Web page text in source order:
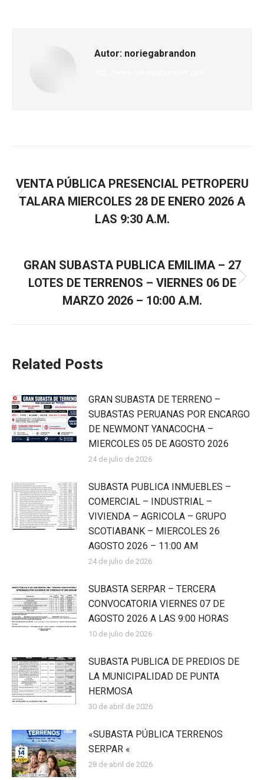
Autor: noriegabrandon
VENTA PÚBLICA PRESENCIAL PETROPERU
TALARA MIERCOLES 28 DE ENERO 2026 A
LAS 9:30 A.M.
GRAN SUBASTA PUBLICA EMILIMA – 27
LOTES DE TERRENOS – VIERNES 06 DE
MARZO 2026 – 10:00 A.M.
Related Posts
GRAN SUBASTA DE TERRENO –
SUBASTAS PERUANAS POR ENCARGO
DE NEWMONT YANACOCHA –
MIERCOLES 05 DE AGOSTO 2026
24 de julio de 2026
SUBASTA PUBLICA INMUEBLES –
COMERCIAL – INDUSTRIAL –
VIVIENDA – AGRICOLA – GRUPO
SCOTIABANK – MIERCOLES 26
AGOSTO 2026 – 11:00 AM
24 de julio de 2026
SUBASTA SERPAR – TERCERA
CONVOCATORIA VIERNES 07 DE
AGOSTO 2026 A LAS 9:00 HORAS
10 de julio de 2026
SUBASTA PUBLICA DE PREDIOS DE
LA MUNICIPALIDAD DE PUNTA
HERMOSA
30 de abril de 2026
«SUBASTA PÚBLICA TERRENOS
SERPAR «
28 de abril de 2026